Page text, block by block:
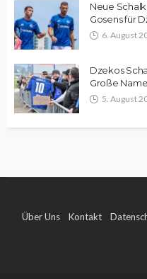
Neue
Gosens für
6. August
Dzekos
Große
5. August
Über Uns Kontakt